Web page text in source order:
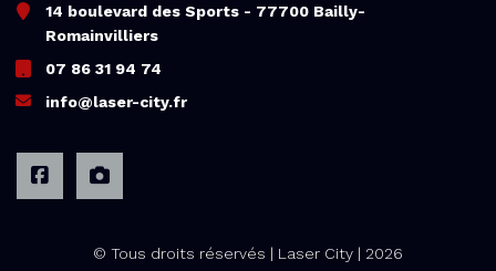
14 boulevard des Sports - 77700 Bailly-
Romainvilliers
07 86 31 94 74
info@laser-city.fr
© Tous droits réservés | Laser City | 2026